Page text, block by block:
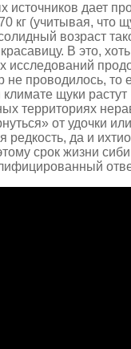
источников дает
кг (учитывая, что
возраст
В это,
исследований
не проводилось, то
щуки
территориях
от удочки
да и
срок жизни